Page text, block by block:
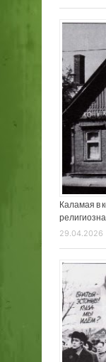
Каламая в
29.04.2026